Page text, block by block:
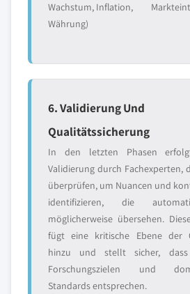
Wachstum, Inflation,
Währung)
6. Validierung Und
Qualitätssicherung
In den letzten Phasen
Validierung durch Fachexperten,
überprüfen, um Nuancen und
identifizieren, die
möglicherweise übersehen.
fügt eine kritische Ebene der
hinzu und stellt sicher,
Forschungszielen und
Standards entsprechen.